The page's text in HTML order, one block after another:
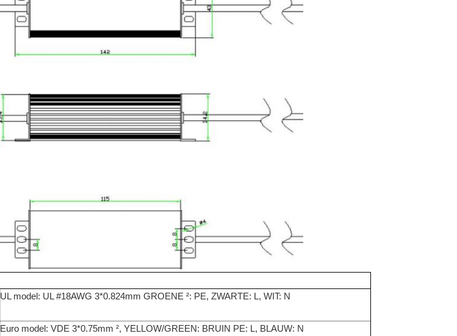
UL model: UL #18AWG 3*0.824mm GROENE ²: PE, ZWARTE: L, WIT: N
Euro model: VDE 3*0.75mm ², YELLOW/GREEN: BRUIN PE: L, BLAUW: N